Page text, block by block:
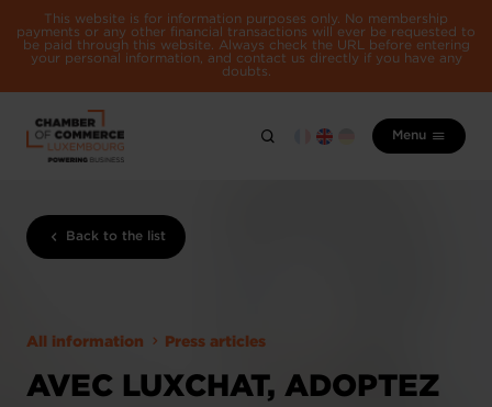
This website is for information purposes only. No membership
payments or any other financial transactions will ever be requested to
be paid through this website. Always check the URL before entering
your personal information, and contact us directly if you have any
doubts.
Menu
Back to the list
All information Press articles
AVEC LUXCHAT, ADOPTEZ